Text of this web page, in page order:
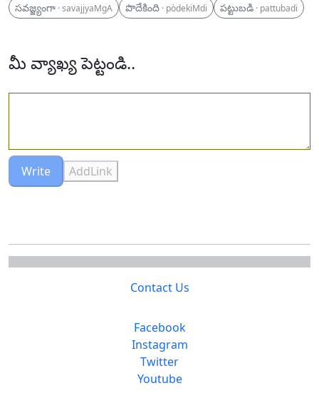
సవజ్జ్యంగా · savajjyaMgA పొదేకింది · pòdekiMdi పట్టుబడి · pattubadi
మీ వ్యాఖ్య పెట్టండి..
Write AddLink
Contact Us
Facebook
Instagram
Twitter
Youtube